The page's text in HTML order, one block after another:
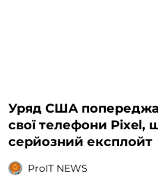
Уряд США
свої телефони Pixel,
серйозний експлойт
ProIT NEWS